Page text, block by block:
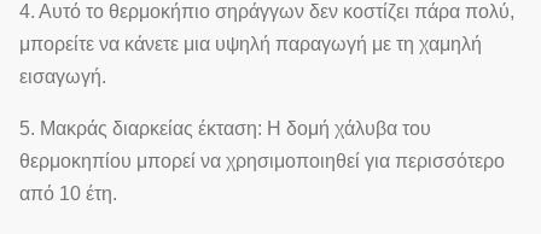
Θέρμανση ζεστού
νερού, θέρμανση
ηλεκτρική
θέρμανση
4. Αυτό το θερμοκήπιο σηράγγων δεν κοστίζει πάρα πολύ,
μπορείτε να κάνετε μια υψηλή παραγωγή με τη χαμηλή
εισαγωγή.
5. Μακράς διαρκείας έκταση: Η δομή χάλυβα του
θερμοκηπίου μπορεί να χρησιμοποιηθεί για περισσότερο
από 10 έτη.